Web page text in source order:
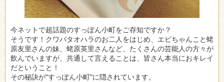
今ネットで超話題のすっぽん小町をご存知ですか？
そうです！クワバタオハラのお二人をはじめ、エビちゃんこと蛯
原友里さんの妹、蛯原英里さんなど、たくさんの芸能人の方々が
飲んでいますが、共通して言えることは、皆さん本当におキレイ
だということ！
その秘訣が“すっぽん小町”に隠されています。